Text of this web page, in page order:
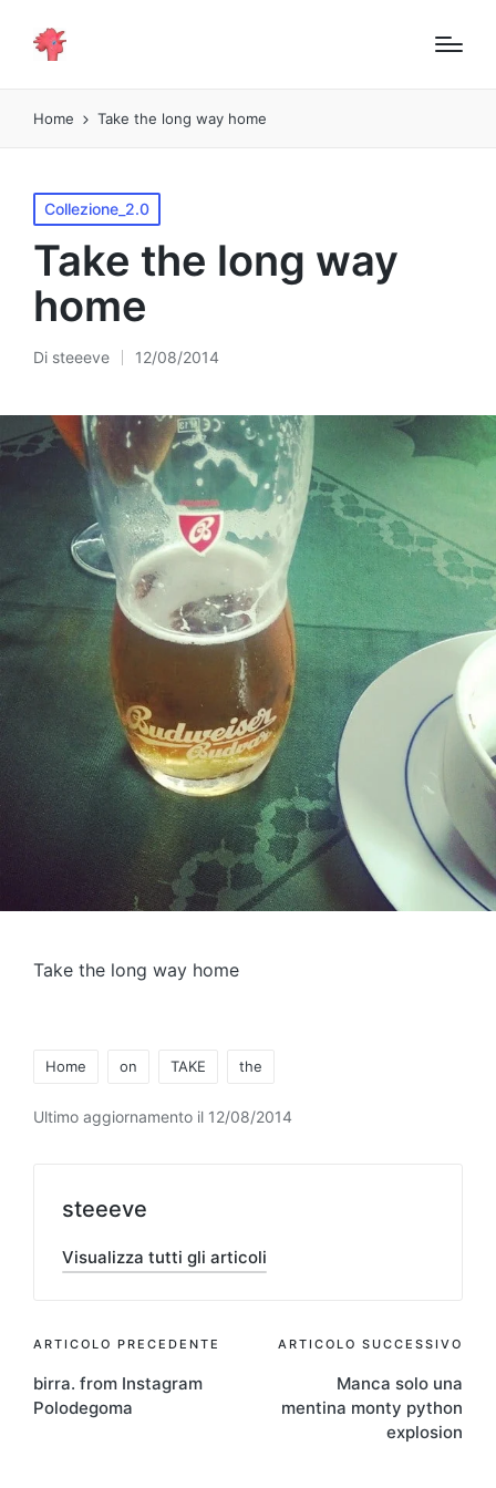
Home Take the long way home
Pubblicato
in
Collezione_2.0
Take the long way
home
Pubblicato
Di steeeve 12/08/2014
Take the long way home
Home on TAKE the
Ultimo aggiornamento il 12/08/2014
steeeve
Visualizza tutti gli articoli
Navigazione
articoli
ARTICOLO PRECEDENTE
birra. from Instagram
Polodegoma
ARTICOLO SUCCESSIVO
Manca solo una
mentina monty python
explosion